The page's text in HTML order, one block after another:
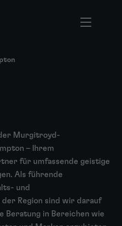
Murgitroyd-
– Ihrem
für umfassende geistige
Als führende
und
der Region sind wir darauf
Beratung in Bereichen wie